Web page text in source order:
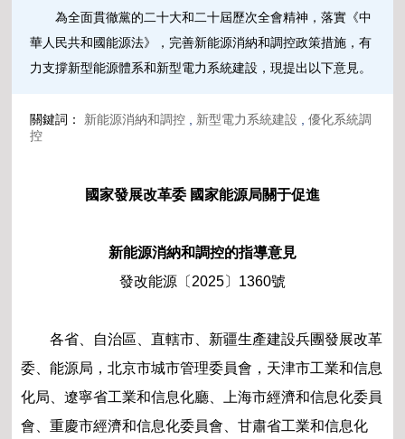
為全面貫徹黨的二十大和二十屆歷次全會精神，落實《中
華人民共和國能源法》，完善新能源消納和調控政策措施，有
力支撐新型能源體系和新型電力系統建設，現提出以下意見。
關鍵詞： 新能源消納和調控 新型電力系統建設 ,優化系統調
控
國家發展改革委 國家能源局關于促進
新能源消納和調控的指導意見
發改能源〔2025〕1360號
各省、自治區、直轄市、新疆生產建設兵團發展改革
委、能源局，北京市城市管理委員會，天津市工業和信息
化局、遼寧省工業和信息化廳、上海市經濟和信息化委員
會、重慶市經濟和信息化委員會、甘肅省工業和信息化